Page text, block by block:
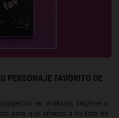
PERSONAJE FAVORITO DE
es Anthony, Daphne o
para que añadas a tu lista de